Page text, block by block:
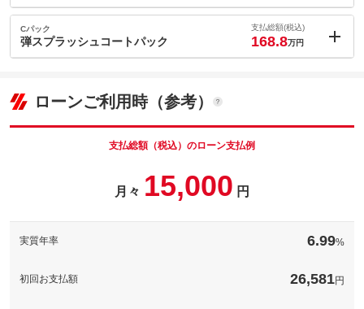
車両本体価
146.8万円
このパックの見積もり依頼（無料）
内：オプシ
ョン価格
(税込)
車両本体価
パック内容
Cパック
弾スプラッシュコートパック
支払総額(税込)
168.8万円
車両本体価
146.8
このパックの見積もり依頼（無料）
ローンご利用時（参考）
支払総額（税込）のローン支払例
月々 15,000 円
実質年率 6.99%
初回お支払額 26,581円